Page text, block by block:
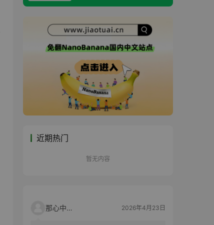
近期热门
暂无内容
那心中的话 2026年4月23日